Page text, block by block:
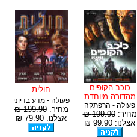
כוכב הקופים
מהדורה מיוחדת
פעולה - הרפתקה
מחיר:199.90 ₪
אצלנו: 99.90 ₪
חולית
פעולה - מדע בדיוני
מחיר:199.90 ₪
אצלנו: 79.90 ₪